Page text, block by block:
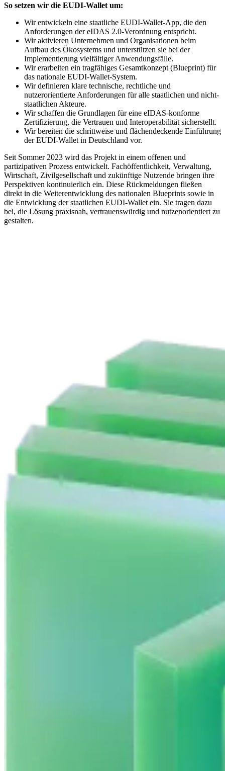
So setzen wir die EUDI-Wallet um:
Wir entwickeln eine staatliche EUDI-Wallet-App, die den
Anforderungen der eIDAS 2.0-Verordnung entspricht.
Wir aktivieren Unternehmen und Organisationen beim
Aufbau des Ökosystems und unterstützen sie bei der
Implementierung vielfältiger Anwendungsfälle.
Wir erarbeiten ein tragfähiges Gesamtkonzept (Blueprint) für
das nationale EUDI-Wallet-System.
Wir definieren klare technische, rechtliche und
nutzerorientierte Anforderungen für alle staatlichen und nicht-
staatlichen Akteure.
Wir schaffen die Grundlagen für eine eIDAS-konforme
Zertifizierung, die Vertrauen und Interoperabilität sicherstellt.
Wir bereiten die schrittweise und flächendeckende Einführung
der EUDI-Wallet in Deutschland vor.
Seit Sommer 2023 wird das Projekt in einem offenen und
partizipativen Prozess entwickelt. Fachöffentlichkeit, Verwaltung,
Wirtschaft, Zivilgesellschaft und zukünftige Nutzende bringen ihre
Perspektiven kontinuierlich ein. Diese Rückmeldungen fließen
direkt in die Weiterentwicklung des nationalen Blueprints sowie in
die Entwicklung der staatlichen EUDI-Wallet ein. Sie tragen dazu
bei, die Lösung praxisnah, vertrauenswürdig und nutzenorientiert zu
gestalten.